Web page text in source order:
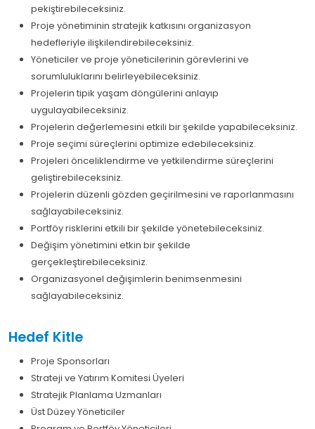
pekiştirebileceksiniz.
Proje yönetiminin stratejik katkısını organizasyon
hedefleriyle ilişkilendirebileceksiniz.
Yöneticiler ve proje yöneticilerinin görevlerini ve
sorumluluklarını belirleyebileceksiniz.
Projelerin tipik yaşam döngülerini anlayıp
uygulayabileceksiniz.
Projelerin değerlemesini etkili bir şekilde yapabileceksiniz.
Proje seçimi süreçlerini optimize edebileceksiniz.
Projeleri önceliklendirme ve yetkilendirme süreçlerini
geliştirebileceksiniz.
Projelerin düzenli gözden geçirilmesini ve raporlanmasını
sağlayabileceksiniz.
Portföy risklerini etkili bir şekilde yönetebileceksiniz.
Değişim yönetimini etkin bir şekilde
gerçekleştirebileceksiniz.
Organizasyonel değişimlerin benimsenmesini
sağlayabileceksiniz.
Hedef Kitle
Proje Sponsorları
Strateji ve Yatırım Komitesi Üyeleri
Stratejik Planlama Uzmanları
Üst Düzey Yöneticiler